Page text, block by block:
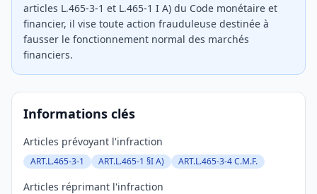
articles L.465-3-1 et L.465-1 I A) du Code monétaire et
financier, il vise toute action frauduleuse destinée à
fausser le fonctionnement normal des marchés
financiers.
Informations clés
Articles prévoyant l'infraction
ART.L.465-3-1 ART.L.465-1 §I A) ART.L.465-3-4 C.M.F.
Articles réprimant l'infraction